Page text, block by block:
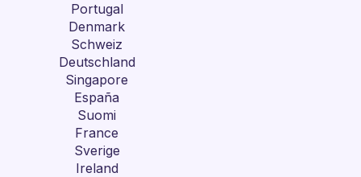
Portugal
Denmark
Schweiz
Deutschland
Singapore
España
Suomi
France
Sverige
Ireland